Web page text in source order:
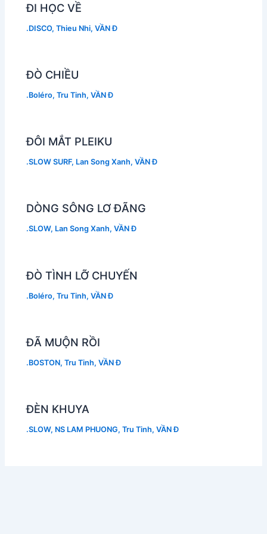
ĐI HỌC VỀ
.DISCO,Thieu Nhi,VẦN Đ
ĐÒ CHIỀU
.Boléro,Tru Tinh,VẦN Đ
ĐÔI MẮT PLEIKU
.SLOW SURF, Lan Song Xanh,VẦN Đ
DÒNG SÔNG LƠ ĐÃNG
.SLOW, Lan Song Xanh,VẦN Đ
ĐÒ TÌNH LỠ CHUYẾN
.Boléro,Tru Tinh,VẦN Đ
ĐÃ MUỘN RỒI
.BOSTON,Tru Tinh,VẦN Đ
ĐÈN KHUYA
.SLOW, NS LAM PHUONG,Tru Tinh,VẦN Đ